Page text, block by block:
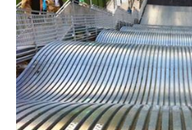
ビジネスと働き方のヒント
AI活用のいまが分かる
企業ITのトレンドを詳説
経営リーダーのコミュニティ